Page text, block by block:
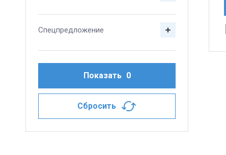
Спецпредложение
Показать 0
Сбросить